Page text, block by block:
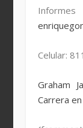
Celular:
Graham
Carrera